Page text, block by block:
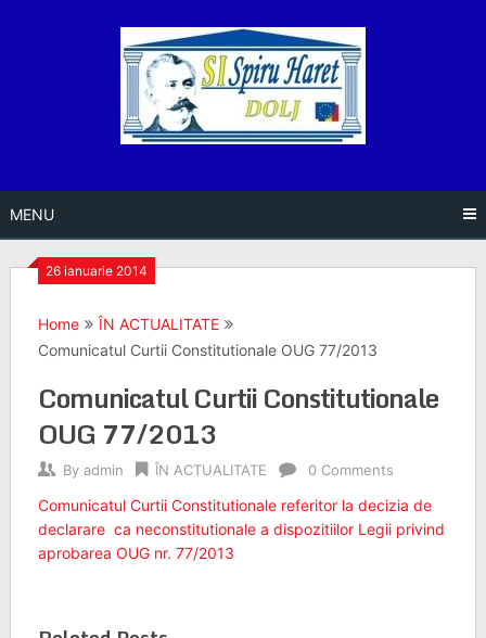
MENU
26 ianuarie 2014
Home
ÎN ACTUALITATE
Comunicatul Curtii Constitutionale OUG 77/2013
Comunicatul Curtii Constitutionale
OUG 77/2013
By admin ÎN ACTUALITATE 0 Comments
Comunicatul Curtii Constitutionale referitor la decizia de
declarare ca neconstitutionale a dispozitiilor Legii privind
aprobarea OUG nr. 77/2013